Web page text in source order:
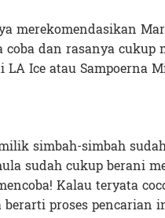
merekomendasikan
dan rasanya cukup
Ice atau Sampoerna
simbah-simbah
sudah cukup berani
Kalau teryata
proses pencarian